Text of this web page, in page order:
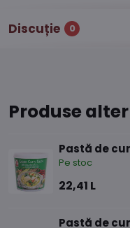
Discuție 0
Produse
Pastă de
Pe stoc
22,41 L
Pastă de